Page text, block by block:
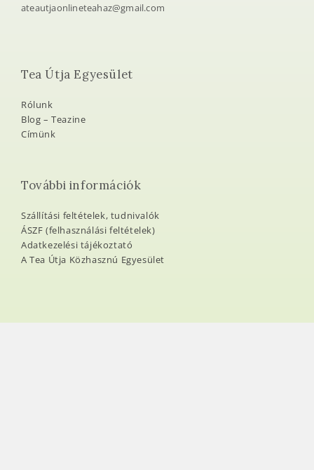
ateautjaonlineteahaz@gmail.com
Tea Útja Egyesület
Rólunk
Blog – Teazine
Címünk
További információk
Szállítási feltételek, tudnivalók
ÁSZF (felhasználási feltételek)
Adatkezelési tájékoztató
A Tea Útja Közhasznú Egyesület